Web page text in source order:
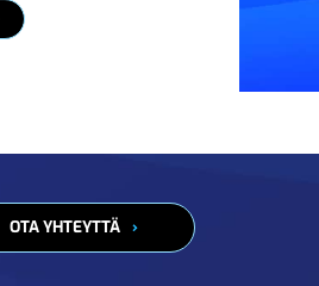
OTA YHTEYTTÄ